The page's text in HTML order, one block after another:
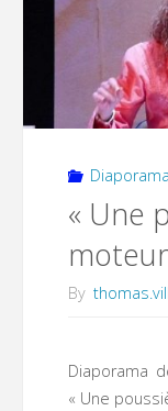
« Une
By
Diaporama
« Une